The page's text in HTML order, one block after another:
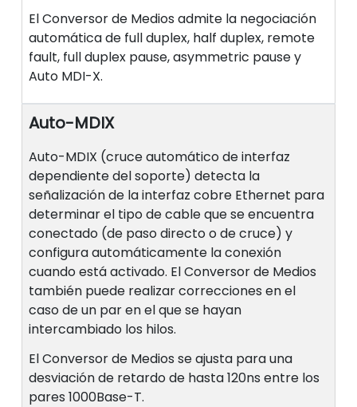
El Conversor de Medios admite la negociación
automática de full duplex, half duplex, remote
fault, full duplex pause, asymmetric pause y
Auto MDI-X.
Auto-MDIX
Auto-MDIX (cruce automático de interfaz
dependiente del soporte) detecta la
señalización de la interfaz cobre Ethernet para
determinar el tipo de cable que se encuentra
conectado (de paso directo o de cruce) y
configura automáticamente la conexión
cuando está activado. El Conversor de Medios
también puede realizar correcciones en el
caso de un par en el que se hayan
intercambiado los hilos.
El Conversor de Medios se ajusta para una
desviación de retardo de hasta 120ns entre los
pares 1000Base-T.